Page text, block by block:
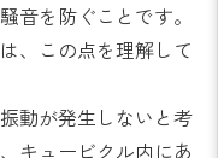
音を防ぐことです。
、この点を理解して
動が発生しないと考
キュービクル内にあ